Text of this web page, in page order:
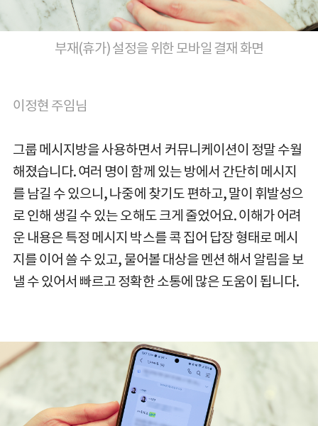
부재(휴가) 설정을 위한 모바일 결재 화면
이정현 주임님
그룹 메시지방을 사용하면서 커뮤니케이션이 정말 수월
해졌습니다. 여러 명이 함께 있는 방에서 간단히 메시지
를 남길 수 있으니, 나중에 찾기도 편하고, 말이 휘발성으
로 인해 생길 수 있는 오해도 크게 줄었어요. 이해가 어려
운 내용은 특정 메시지 박스를 콕 집어 답장 형태로 메시
지를 이어 쓸 수 있고, 물어볼 대상을 멘션 해서 알림을 보
낼 수 있어서 빠르고 정확한 소통에 많은 도움이 됩니다.